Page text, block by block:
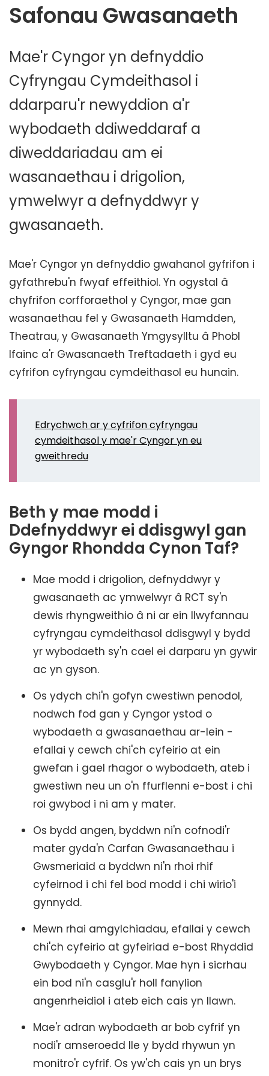
Safonau Gwasanaeth
Mae'r Cyngor yn defnyddio
Cyfryngau Cymdeithasol i
ddarparu'r newyddion a'r
wybodaeth ddiweddaraf a
diweddariadau am ei
wasanaethau i drigolion,
ymwelwyr a defnyddwyr y
gwasanaeth.
Mae'r Cyngor yn defnyddio gwahanol gyfrifon i
gyfathrebu'n fwyaf effeithiol. Yn ogystal â
chyfrifon corfforaethol y Cyngor, mae gan
wasanaethau fel y Gwasanaeth Hamdden,
Theatrau, y Gwasanaeth Ymgysylltu â Phobl
Ifainc a'r Gwasanaeth Treftadaeth i gyd eu
cyfrifon cyfryngau cymdeithasol eu hunain.
Edrychwch ar y cyfrifon cyfryngau
cymdeithasol y mae'r Cyngor yn eu
gweithredu
Beth y mae modd i
Ddefnyddwyr ei ddisgwyl gan
Gyngor Rhondda Cynon Taf?
Mae modd i drigolion, defnyddwyr y
gwasanaeth ac ymwelwyr â RCT sy'n
dewis rhyngweithio â ni ar ein llwyfannau
cyfryngau cymdeithasol ddisgwyl y bydd
yr wybodaeth sy'n cael ei darparu yn gywir
ac yn gyson.
Os ydych chi'n gofyn cwestiwn penodol,
nodwch fod gan y Cyngor ystod o
wybodaeth a gwasanaethau ar-lein -
efallai y cewch chi'ch cyfeirio at ein
gwefan i gael rhagor o wybodaeth, ateb i
gwestiwn neu un o'n ffurflenni e-bost i chi
roi gwybod i ni am y mater.
Os bydd angen, byddwn ni'n cofnodi'r
mater gyda'n Carfan Gwasanaethau i
Gwsmeriaid a byddwn ni'n rhoi rhif
cyfeirnod i chi fel bod modd i chi wirio'i
gynnydd.
Mewn rhai amgylchiadau, efallai y cewch
chi'ch cyfeirio at gyfeiriad e-bost Rhyddid
Gwybodaeth y Cyngor. Mae hyn i sicrhau
ein bod ni'n casglu'r holl fanylion
angenrheidiol i ateb eich cais yn llawn.
Mae'r adran wybodaeth ar bob cyfrif yn
nodi'r amseroedd lle y bydd rhywun yn
monitro'r cyfrif. Os yw'ch cais yn un brys